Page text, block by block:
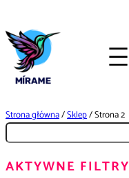
do
treści
Strona główna/Sklep/ Strona 2
S
u
AKTYWNE FILTRY